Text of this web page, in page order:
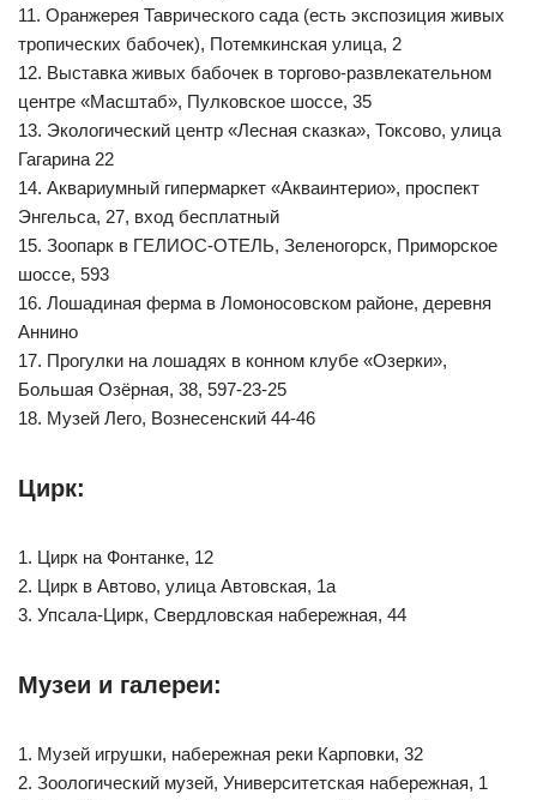
11. Оранжерея Таврического сада (есть экспозиция живых
тропических бабочек), Потемкинская улица, 2
12. Выставка живых бабочек в торгово-развлекательном
центре «Масштаб», Пулковское шоссе, 35
13. Экологический центр «Лесная сказка», Токсово, улица
Гагарина 22
14. Аквариумный гипермаркет «Акваинтерио», проспект
Энгельса, 27, вход бесплатный
15. Зоопарк в ГЕЛИОС-ОТЕЛЬ, Зеленогорск, Приморское
шоссе, 593
16. Лошадиная ферма в Ломоносовском районе, деревня
Аннино
17. Прогулки на лошадях в конном клубе «Озерки»,
Большая Озёрная, 38, 597-23-25
18. Музей Лего, Вознесенский 44-46
Цирк:
1. Цирк на Фонтанке, 12
2. Цирк в Автово, улица Автовская, 1а
3. Упсала-Цирк, Cвердловская набережная, 44
Музеи и галереи:
1. Музей игрушки, набережная реки Карповки, 32
2. Зоологический музей, Университетская набережная, 1